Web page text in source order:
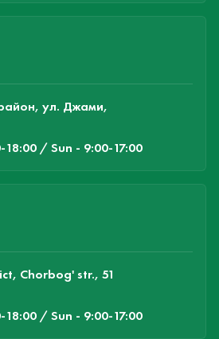
ул. Джами,
/ Sun - 9:00-17:00
Chorbog' str., 51
/ Sun - 9:00-17:00